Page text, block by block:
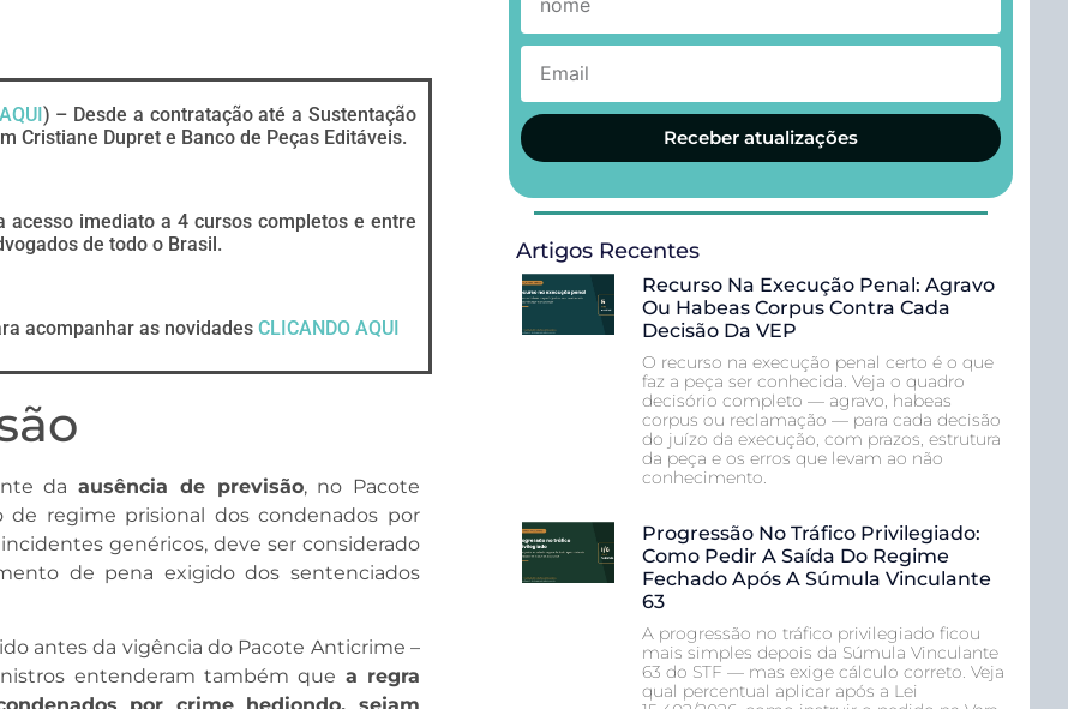
) – Desde a contratação até a Sustentação
Cristiane Dupret e Banco de Peças Editáveis.
acesso imediato a 4 cursos completos e entre
de todo o Brasil.
acompanhar as novidades CLICANDO AQUI
da ausência de previsão, no Pacote
de regime prisional dos condenados por
genéricos, deve ser considerado
de pena exigido dos sentenciados
antes da vigência do Pacote Anticrime –
entenderam também que a regra
Receber atualizações
Artigos Recentes
Recurso Na Execução Penal: Agravo
Ou Habeas Corpus Contra Cada
Decisão Da VEP
O recurso na execução penal certo é o que
faz a peça ser conhecida. Veja o quadro
decisório completo — agravo, habeas
corpus ou reclamação — para cada decisão
do juízo da execução, com prazos, estrutura
da peça e os erros que levam ao não
conhecimento.
Progressão No Tráfico Privilegiado:
Como Pedir A Saída Do Regime
Fechado Após A Súmula Vinculante
63
A progressão no tráfico privilegiado ficou
mais simples depois da Súmula Vinculante
63 do STF — mas exige cálculo correto. Veja
qual percentual aplicar após a Lei